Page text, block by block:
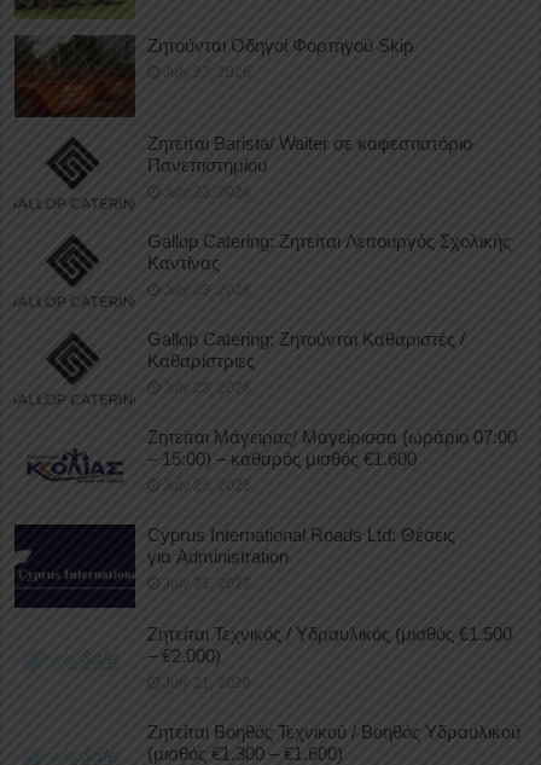
Ζητούνται Οδηγοί Φορτηγού Skip
July 27, 2026
Ζητείται Barista/ Waiter σε καφεστιατόριο
Πανεπιστημίου
July 23, 2026
Gallop Catering: Ζητείται Λειτουργός Σχολικής
Καντίνας
July 23, 2026
Gallop Catering: Ζητούνται Καθαριστές /
Καθαρίστριες
July 23, 2026
Ζητείται Μάγειρας/ Μαγείρισσα (ωράριο 07:00
– 15:00) – καθαρός μισθός €1.600
July 23, 2026
Cyprus International Roads Ltd: Θέσεις
για Administration
July 21, 2026
Ζητείται Τεχνικός / Υδραυλικός (μισθός €1.500
– €2.000)
July 21, 2026
Ζητείται Βοηθός Τεχνικού / Βοηθός Υδραυλικού
(μισθός €1.300 – €1.600)